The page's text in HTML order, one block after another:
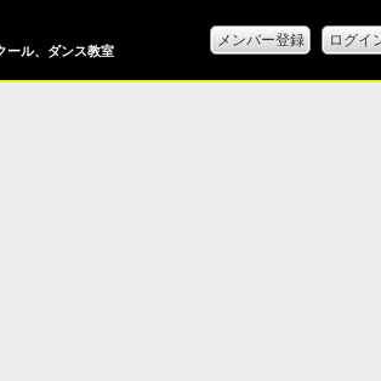
ル、ダンス教室
メンバー登録 ログイ